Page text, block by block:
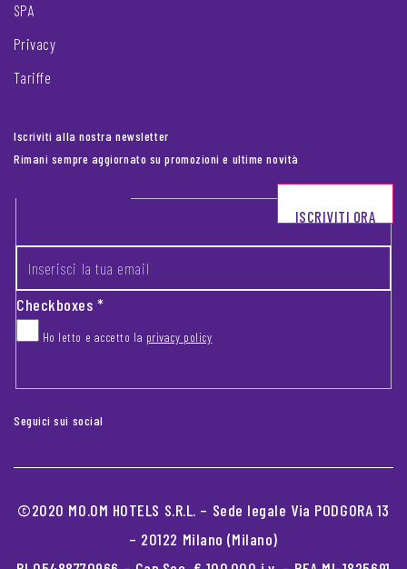
SPA
Privacy
Tariffe
Iscriviti alla nostra newsletter
Rimani sempre aggiornato su promozioni e ultime novità
Footer newsletter
Checkboxes*
Ho letto e accetto la privacy policy
ISCRIVITI ORA
Seguici sui social
©2020 MO.OM HOTELS S.R.L. – Sede legale Via PODGORA 13
– 20122 Milano (Milano)